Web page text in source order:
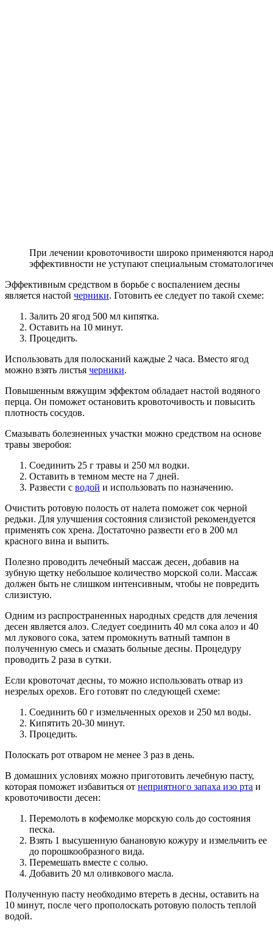
При лечении кровоточивости широко применяются
эффективности не уступают специальным
Эффективным средством в борьбе с воспалением десны
является настой черники. Готовить ее следует по такой схеме:
Залить 20 ягод 500 мл кипятка.
Оставить на 10 минут.
Процедить.
Использовать для полосканий каждые 2 часа. Вместо ягод
можно взять листья черники.
Повышенным вяжущим эффектом обладает настой водяного
перца. Он поможет остановить кровоточивость и повысить
плотность сосудов.
Смазывать болезненных участки можно средством на основе
травы зверобоя:
Соединить 25 г травы и 250 мл водки.
Оставить в темном месте на 7 дней.
Развести с водой и использовать по назначению.
Очистить ротовую полость от налета поможет сок черной
редьки. Для улучшения состояния слизистой рекомендуется
применять сок хрена. Достаточно развести его в 200 мл
красного вина и выпить.
Полезно проводить лечебный массаж десен, добавив на
зубную щетку небольшое количество морской соли. Массаж
должен быть не слишком интенсивным, чтобы не повредить
слизистую.
Одним из распространенных народных средств для лечения
десен является алоэ. Следует соединить 40 мл сока алоэ и 40
мл лукового сока, затем промокнуть ватный тампон в
полученную смесь и смазать больные десны. Процедуру
проводить 2 раза в сутки.
Если кровоточат десны, то можно использовать отвар из
незрелых орехов. Его готовят по следующей схеме:
Соединить 60 г измельченных орехов и 250 мл воды.
Кипятить 20-30 минут.
Процедить.
Полоскать рот отваром не менее 3 раз в день.
В домашних условиях можно приготовить лечебную пасту,
которая поможет избавиться от неприятного запаха изо рта и
кровоточивости десен:
Перемолоть в кофемолке морскую соль до состояния
песка.
Взять 1 высушенную банановую кожуру и измельчить ее
до порошкообразного вида.
Перемешать вместе с солью.
Добавить 20 мл оливкового масла.
Полученную пасту необходимо втереть в десны, оставить на
10 минут, после чего прополоскать ротовую полость теплой
водой.